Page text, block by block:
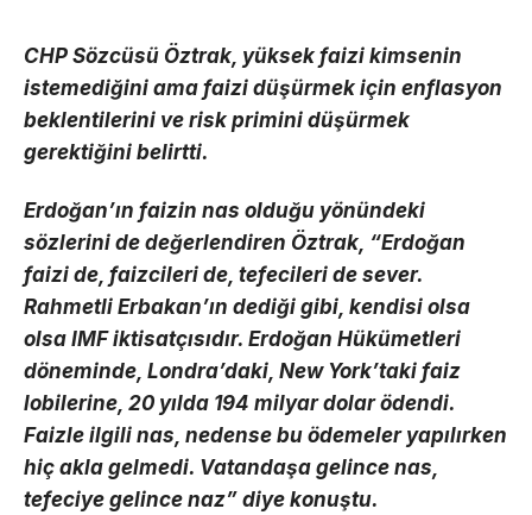
CHP Sözcüsü Öztrak, yüksek faizi kimsenin
istemediğini ama faizi düşürmek için enflasyon
beklentilerini ve risk primini düşürmek
gerektiğini belirtti.
Erdoğan’ın faizin nas olduğu yönündeki
sözlerini de değerlendiren Öztrak, “Erdoğan
faizi de, faizcileri de, tefecileri de sever.
Rahmetli Erbakan’ın dediği gibi, kendisi olsa
olsa IMF iktisatçısıdır. Erdoğan Hükümetleri
döneminde, Londra’daki, New York’taki faiz
lobilerine, 20 yılda 194 milyar dolar ödendi.
Faizle ilgili nas, nedense bu ödemeler yapılırken
hiç akla gelmedi. Vatandaşa gelince nas,
tefeciye gelince naz” diye konuştu.